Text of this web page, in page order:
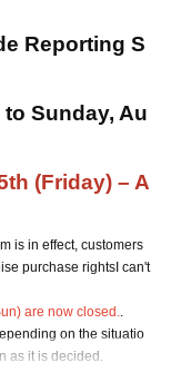
Reporting S
Sunday, Au
(Friday) – A
is in effect, customers
purchase rightsI can't
are now closed.
on the situatio
as it is decided.